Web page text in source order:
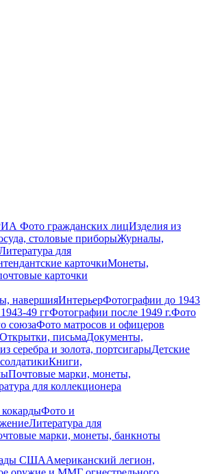
Фото гражданских лицИзделия из
столовые приборыЖурналы,
для
карточкиМонеты,
карточки
навершияИнтерьерФотографии до 1943
49 ггФотографии после 1949 г.Фото
союзаФото матросов и офицеров
Открытки, письмаДокументы,
серебра и золота, портсигарыДетские
Книги,
Почтовые марки, монеты,
для коллекционера
Фото и
Литература для
марки, монеты, банкноты
СШААмериканский легион,